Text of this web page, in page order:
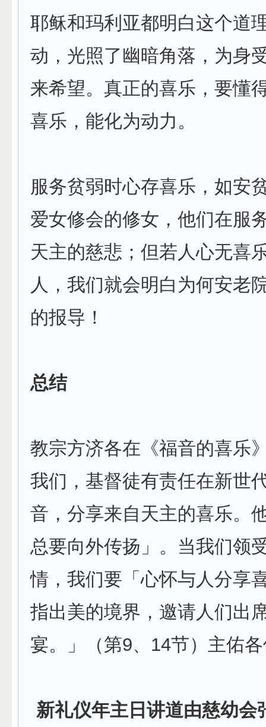
耶稣和玛利亚都明白这个道
动，光照了幽暗角落，为身
来希望。真正的喜乐，要懂
喜乐，能化为动力。
服务贫弱时心存喜乐，如安
爱女修会的修女，他们在服
天主的慈悲；但若人心无喜
人，我们就会明白为何安老
的报导！
总结
教宗方济各在《福音的喜乐
我们，基督徒有责任在新世
音，分享来自天主的喜乐。
总要向外传扬」。当我们领
情，我们要「心怀与人分享
指出美的境界，邀请人们出
宴。」（第9、14节）主佑
新礼仪年主日讲道由慈幼会